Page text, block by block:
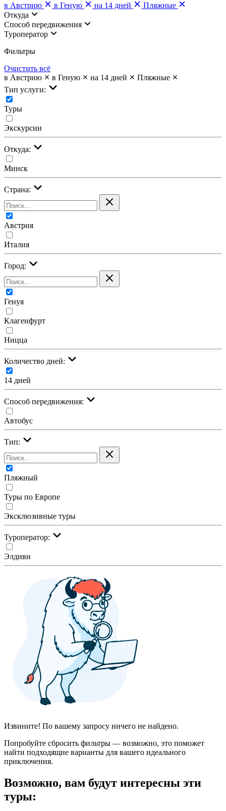
в Австрию
в Геную на 14 дней
Пляжные
Откуда
Cпособ передвижения
Туроператор
Фильтры
Очистить всё
в Австрию
в Геную на 14 дней
Пляжные
Тип услуги:
Туры
Экскурсии
Откуда:
Минск
Страна:
Австрия
Италия
Город:
Генуя
Клагенфурт
Ницца
Количество дней:
14 дней
Cпособ передвижения:
Автобус
Тип:
Пляжный
Туры по Европе
Эксклюзивные туры
Туроператор:
Элдиви
Извините! По вашему запросу ничего не найдено.
Попробуйте сбросить фильтры — возможно, это поможет
найти подходящие варианты для вашего идеального
приключения.
Возможно, вам будут интересны эти
туры: